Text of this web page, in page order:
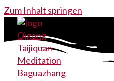
Zum Inhalt springen